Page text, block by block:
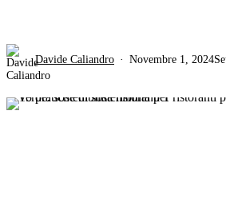
Davide Caliandro Novembre 1, 2024